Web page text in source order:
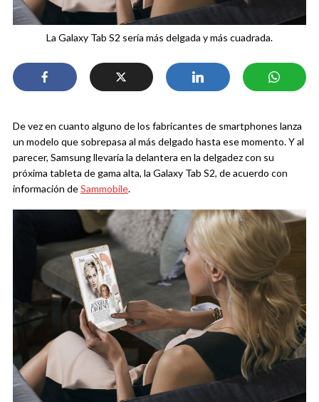
La Galaxy Tab S2 sería más delgada y más cuadrada.
De vez en cuanto alguno de los fabricantes de smartphones lanza
un modelo que sobrepasa al más delgado hasta ese momento. Y al
parecer, Samsung llevaría la delantera en la delgadez con su
próxima tableta de gama alta, la Galaxy Tab S2, de acuerdo con
información deSammobile.